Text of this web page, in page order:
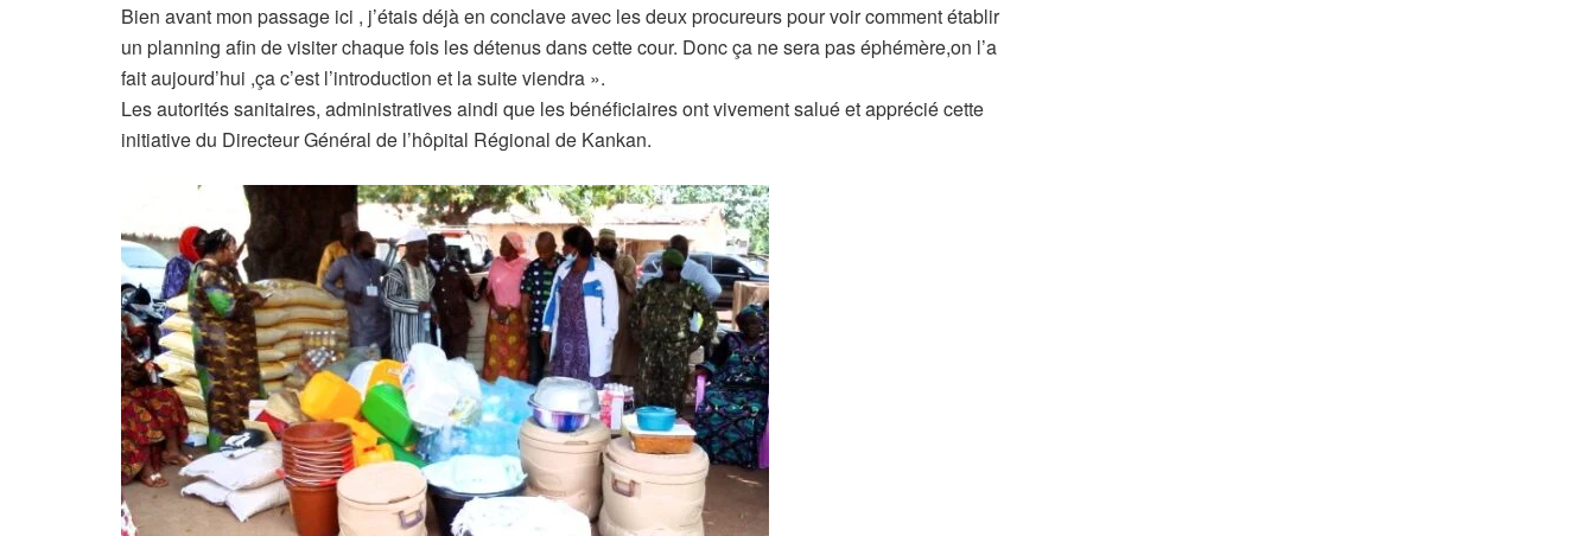
Bien avant mon passage ici , j’étais déjà en conclave avec les deux procureurs pour voir comment établir
un planning afin de visiter chaque fois les détenus dans cette cour. Donc ça ne sera pas éphémère,on l’a
fait aujourd’hui ,ça c’est l’introduction et la suite viendra ».
Les autorités sanitaires, administratives aindi que les bénéficiaires ont vivement salué et apprécié cette
initiative du Directeur Général de l’hôpital Régional de Kankan.